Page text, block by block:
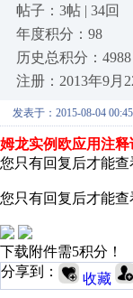
帖子：3帖 | 34回
年度积分：98
历史总积分：4988
注册：2013年9月
发表于：2015-08-04
姆龙实例 欧应用注释
您只有回复后才能查
您只有回复后才能查
下载附件需5积分！
分享到：
收藏